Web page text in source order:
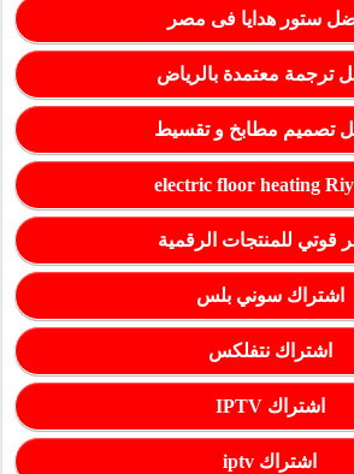
ستور هدايا فى مصر
ترجمة معتمدة بالرياض
تصميم مطابخ و تقسيط
electric floor heating
قوتي للمنتجات الرقمية
اشتراك سوني بلس
اشتراك نتفلكس
اشتراك IPTV
اشتراك iptv